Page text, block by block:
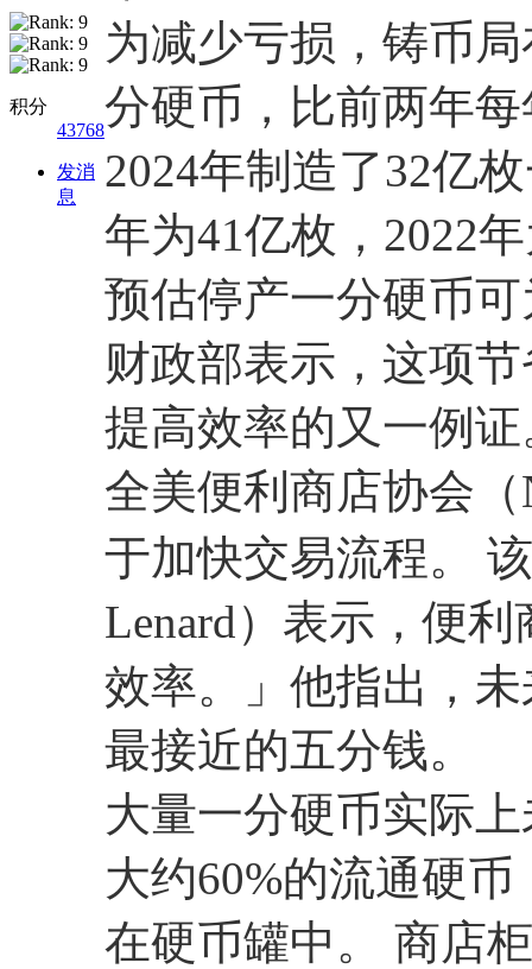
积分
43768
发消
息
为减少亏损，铸币
分硬币，比前两年
2024年制造了32亿
年为41亿枚，2022
预估停产一分硬币
财政部表示，这项
提高效率的又一例证
全美便利商店协会
于加快交易流程。
Lenard）表示，便
效率。」他指出，
最接近的五分钱。
大量一分硬币实际
大约60%的流通硬
在硬币罐中。 商店